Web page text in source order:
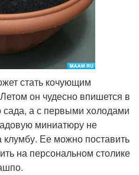
стать кочующим
он чудесно впишется в
сада, а с первыми холодами
миниатюру не
клумбу. Ее можно поставить
на персональном столике